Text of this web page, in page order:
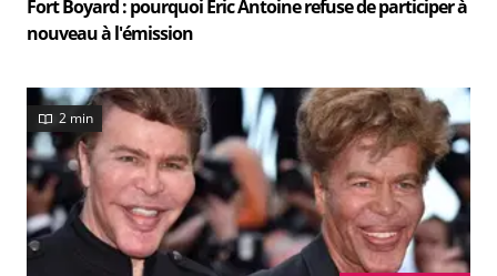
Fort Boyard : pourquoi Eric Antoine refuse de participer à
nouveau à l'émission
2 min